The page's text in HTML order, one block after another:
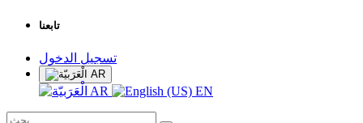
تابعنا
تسجيل الدخول
AR
AR EN